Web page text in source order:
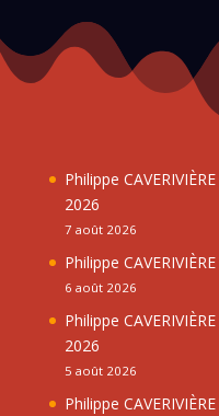
Philippe
2026
7 août 2026
Philippe
6 août 2026
Philippe
2026
5 août 2026
Philippe